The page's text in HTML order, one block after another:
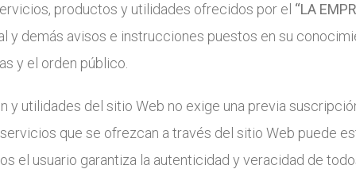
productos y utilidades ofrecidos por el “LA
y demás avisos e instrucciones puestos en su
y el orden público.
y utilidades del sitio Web no exige una previa
que se ofrezcan a través del sitio Web puede
el usuario garantiza la autenticidad y veracidad de